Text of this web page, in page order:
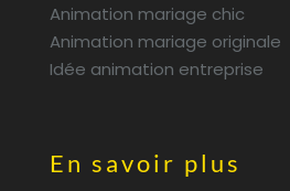
Animation mariage chic
Animation mariage originale
Idée animation entreprise
En savoir plus